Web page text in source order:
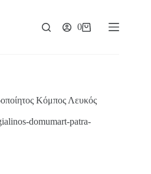
Καλάθι
0
Κόμπος Λευκός